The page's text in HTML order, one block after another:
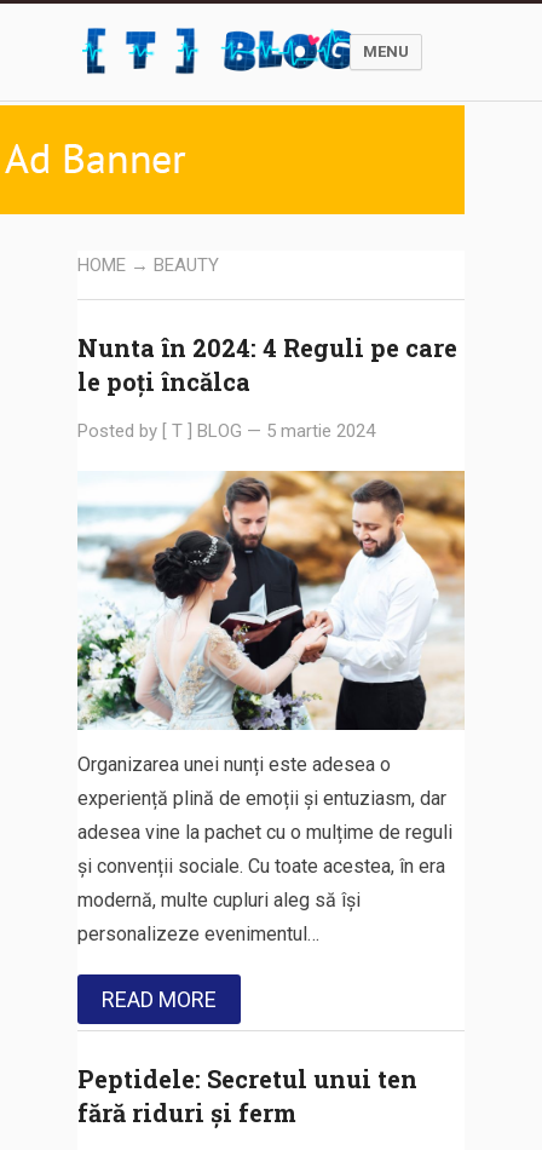
MENU
HOME → BEAUTY
Nunta în 2024: 4 Reguli pe care
le poți încălca
Posted by [ T ] BLOG — 5 martie 2024
Organizarea unei nunți este adesea o
experiență plină de emoții și entuziasm, dar
adesea vine la pachet cu o mulțime de reguli
și convenții sociale. Cu toate acestea, în era
modernă, multe cupluri aleg să își
personalizeze evenimentul…
READ MORE
Peptidele: Secretul unui ten
fără riduri și ferm